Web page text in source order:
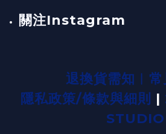
關注Instagram
退換貨需知
隱私政策/條款與細則 |
STUDIO